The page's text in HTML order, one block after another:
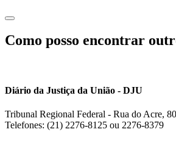
Como posso encontrar
Diário da Justiça da União - DJU
Tribunal Regional Federal - Rua do Acre,
Telefones: (21) 2276-8125 ou 2276-8379